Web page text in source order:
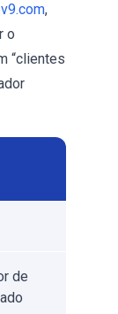
v9.com,
o
“clientes
de